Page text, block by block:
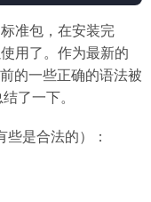
准包，在安装完
用了。作为最新的
的一些正确的语法被
了一下。
是合法的）：